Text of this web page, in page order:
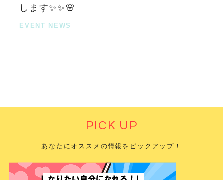
します✨✨🌸
EVENT NEWS
PICK UP
あなたにオススメの情報をピックアップ！